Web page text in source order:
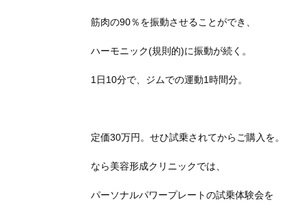
筋肉の90％を振動させることができ、
ハーモニック(規則的)に振動が続く。
1日10分で、ジムでの運動1時間分。
定価30万円。せひ試乗されてからご購入を。
なら美容形成クリニックでは、
パーソナルパワープレートの試乗体験会を